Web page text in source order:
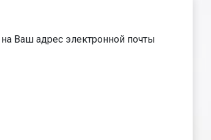
Ваш адрес электронной почты